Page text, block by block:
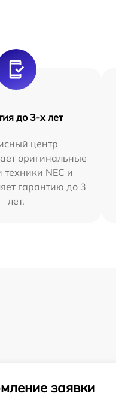
до 3-х лет
центр
оригинальные
техники NEC и
гарантию до 3
лет.
заявки